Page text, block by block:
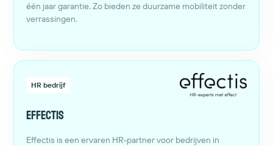
één jaar garantie. Zo bieden ze duurzame mobiliteit zonder
verrassingen.
HR bedrijf
Effectis
Effectis is een ervaren HR-partner voor bedrijven in